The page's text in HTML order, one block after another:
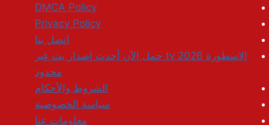
DMCA Policy
Privacy Policy
اتصل بنا
الاسطورة tv 2026 حمل الآن أحدث إصدار بث غير
محدود
الشروط والأحكام
سياسة الخصوصية
معلومات عنا